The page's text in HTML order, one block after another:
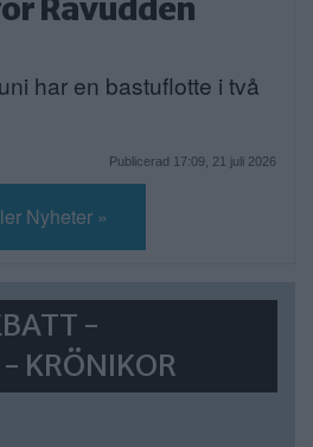
har en bastuflotte i två
Publicerad 17:09, 21 juli 2026
Nyheter »
-
KRÖNIKOR